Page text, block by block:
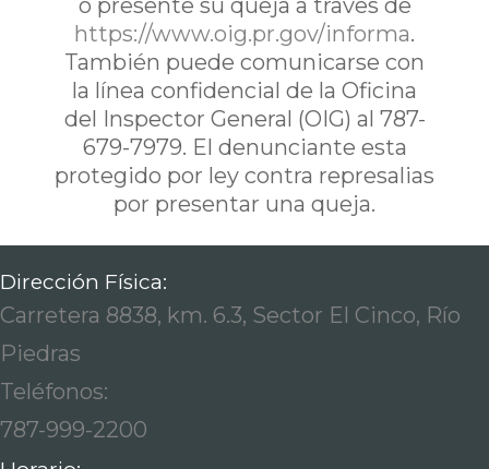
ó presente su queja a traves de
https://www.oig.pr.gov/informa.
También puede comunicarse con
la línea confidencial de la Oficina
del Inspector General (OIG) al 787-
679-7979. El denunciante esta
protegido por ley contra represalias
por presentar una queja.
Dirección Física:
Carretera 8838, km. 6.3, Sector El Cinco, Río
Piedras
Teléfonos:
787-999-2200